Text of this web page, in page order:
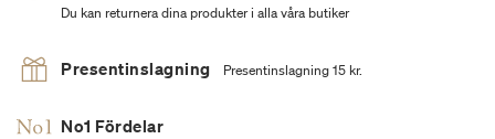
Du kan returnera dina produkter i alla våra butiker
Presentinslagning Presentinslagning 15 kr.
No1 Fördelar